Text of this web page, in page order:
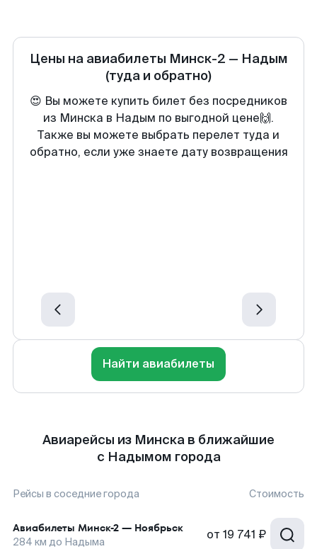
Цены на авиабилеты Минск-2 — Надым
(туда и обратно)
😍 Вы можете купить билет без посредников
из Минска в Надым по выгодной цене🙌.
Также вы можете выбрать перелет туда и
обратно, если уже знаете дату возвращения
Найти авиабилеты
Авиарейсы из Минска в ближайшие
с Надымом города
Рейсы в соседние города Стоимость
Авиабилеты Минск-2 — Ноябрьск
284 км до Надыма от 19 741 ₽